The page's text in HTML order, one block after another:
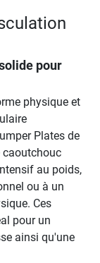
pour
physique et
Plates de
caoutchouc
au poids,
ou à un
Ces
pour un
ainsi qu'une